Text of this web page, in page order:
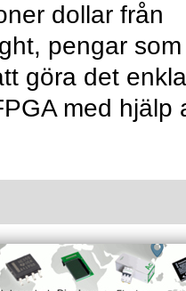
dollar från
pengar som
göra det
med hjälp